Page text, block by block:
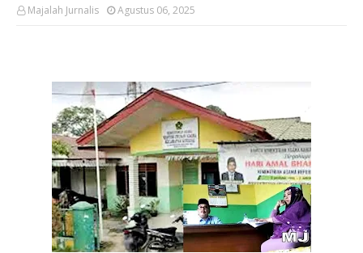
Majalah Jurnalis Agustus 06, 2025